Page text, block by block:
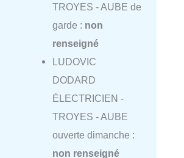
TROYES - AUBE de
garde : non
renseigné
LUDOVIC
DODARD
ÉLECTRICIEN -
TROYES - AUBE
ouverte dimanche :
non renseigné